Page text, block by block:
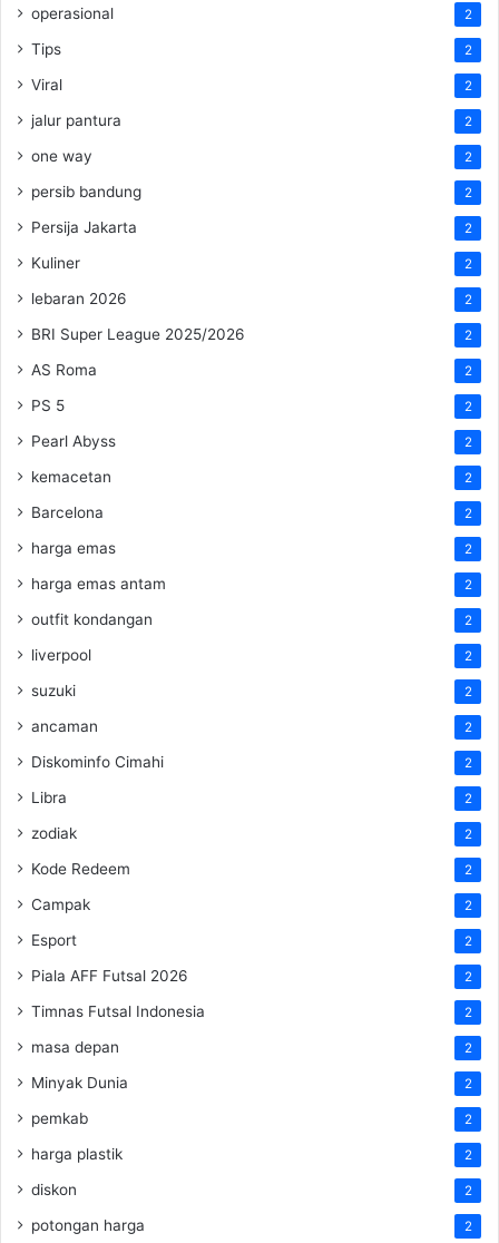
operasional 2
Tips 2
Viral 2
jalur pantura 2
one way 2
persib bandung 2
Persija Jakarta 2
Kuliner 2
lebaran 2026 2
BRI Super League 2025/2026 2
AS Roma 2
PS 5 2
Pearl Abyss 2
kemacetan 2
Barcelona 2
harga emas 2
harga emas antam 2
outfit kondangan 2
liverpool 2
suzuki 2
ancaman 2
Diskominfo Cimahi 2
Libra 2
zodiak 2
Kode Redeem 2
Campak 2
Esport 2
Piala AFF Futsal 2026 2
Timnas Futsal Indonesia 2
masa depan 2
Minyak Dunia 2
pemkab 2
harga plastik 2
diskon 2
potongan harga 2